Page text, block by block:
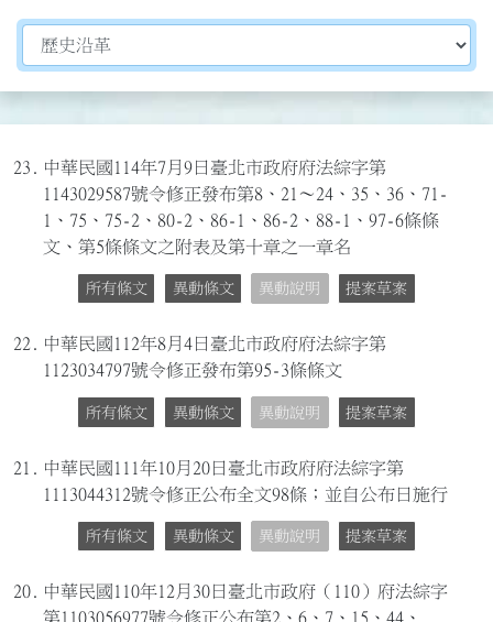
切換選擇法規資訊內容
23.
中華民國114年7月9日臺北市政府府法綜字第
1143029587號令修正發布第8、21～24、35、36、71-
1、75、75-2、80-2、86-1、86-2、88-1、97-6條條
文、第5條條文之附表及第十章之一章名
所有條文 異動條文 異動說明 提案草案
22. 中華民國112年8月4日臺北市政府府法綜字第
1123034797號令修正發布第95-3條條文
所有條文 異動條文 異動說明 提案草案
21.
中華民國111年10月20日臺北市政府府法綜字第
1113044312號令修正公布全文98條；並自公布日施行
所有條文 異動條文 異動說明 提案草案
20. 中華民國110年12月30日臺北市政府（110）府法綜字
第1103056977號令修正公布第2、6、7、15、44、